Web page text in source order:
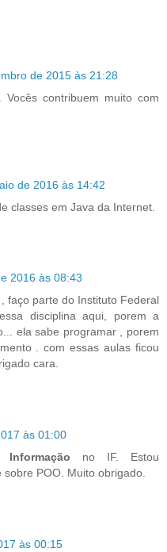
de 2015 às 21:28
contribuem muito com
de 2016 às 14:42
classes em Java da Internet.
2016 às 08:43
faço parte do Instituto Federal
disciplina aqui, porem a
ela sabe programar , porem
. com essas aulas ficou
cara.
às 01:00
no IF. Estou
POO. Muito obrigado.
às 00:15